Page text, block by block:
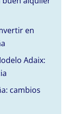
en
Adaix:
cambios